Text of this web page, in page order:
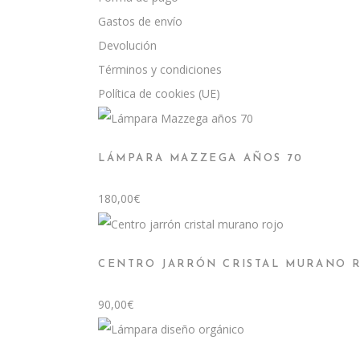
Gastos de envío
Devolución
Términos y condiciones
Política de cookies (UE)
LÁMPARA MAZZEGA AÑOS 70
180,00€
CENTRO JARRÓN CRISTAL MURANO
90,00€